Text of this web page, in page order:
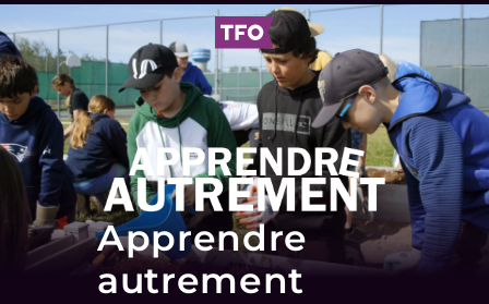
Apprendre
autrement